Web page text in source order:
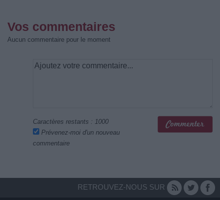
Vos commentaires
Aucun commentaire pour le moment
Caractères restants : 1000
Prévenez-moi d'un nouveau
commentaire
RETROUVEZ-NOUS SUR